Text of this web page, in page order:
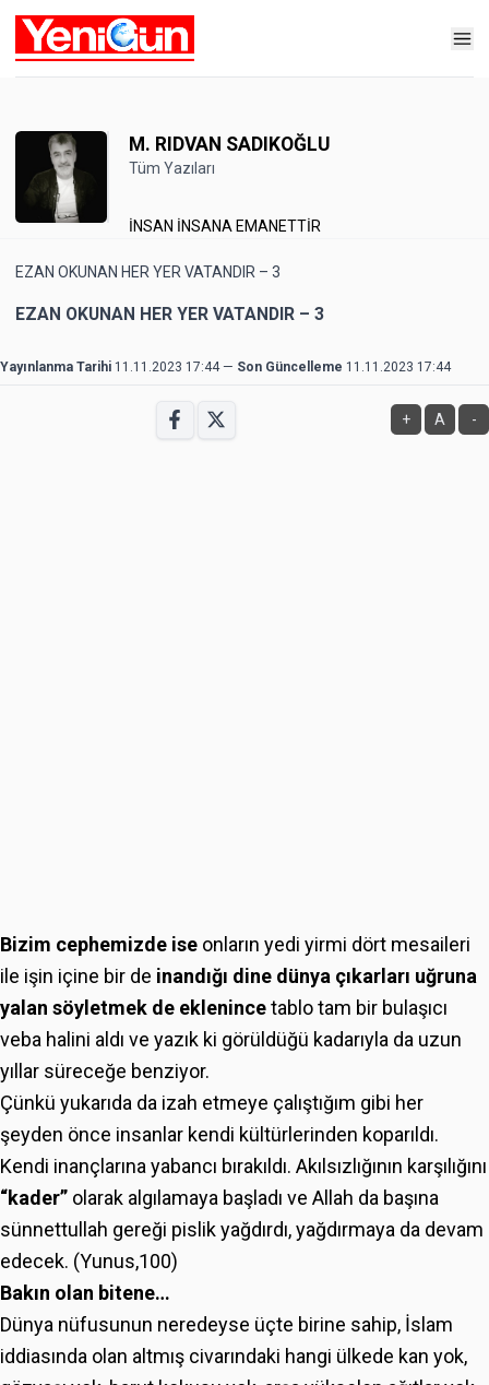
M. RIDVAN SADIKOĞLU
Tüm Yazıları
İNSAN İNSANA EMANETTİR
EZAN OKUNAN HER YER VATANDIR – 3
EZAN OKUNAN HER YER VATANDIR – 3
Yayınlanma Tarihi 11.11.2023 17:44— Son Güncelleme 11.11.2023 17:44
+ A -
Bizim cephemizde ise onların yedi yirmi dört mesaileri
ile işin içine bir de inandığı dine dünya çıkarları uğruna
yalan söyletmek de eklenincetablo tam bir bulaşıcı
veba halini aldı ve yazık ki görüldüğü kadarıyla da uzun
yıllar süreceğe benziyor.
Çünkü yukarıda da izah etmeye çalıştığım gibi her
şeyden önce insanlar kendi kültürlerinden koparıldı.
Kendi inançlarına yabancı bırakıldı. Akılsızlığının karşılığını
“kader” olarak algılamaya başladı ve Allah da başına
sünnettullah gereği pislik yağdırdı, yağdırmaya da devam
edecek. (Yunus,100)
Bakın olan bitene…
Dünya nüfusunun neredeyse üçte birine sahip, İslam
iddiasında olan altmış civarındaki hangi ülkede kan yok,